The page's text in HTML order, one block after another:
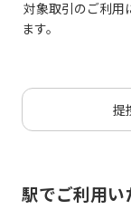
キャッシュカー
「ご出金」「
対象取引のご利用
ます。
提
駅でご利用い